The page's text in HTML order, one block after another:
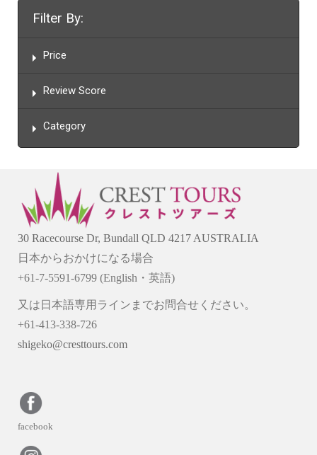
Filter By:
Price
Review Score
Category
30 Racecourse Dr, Bundall QLD 4217 AUSTRALIA
日本からおかけになる場合
+61-7-5591-6799 (English・英語)
又は日本語専用ラインまでお問合せください。
+61-413-338-726
shigeko@cresttours.com
facebook